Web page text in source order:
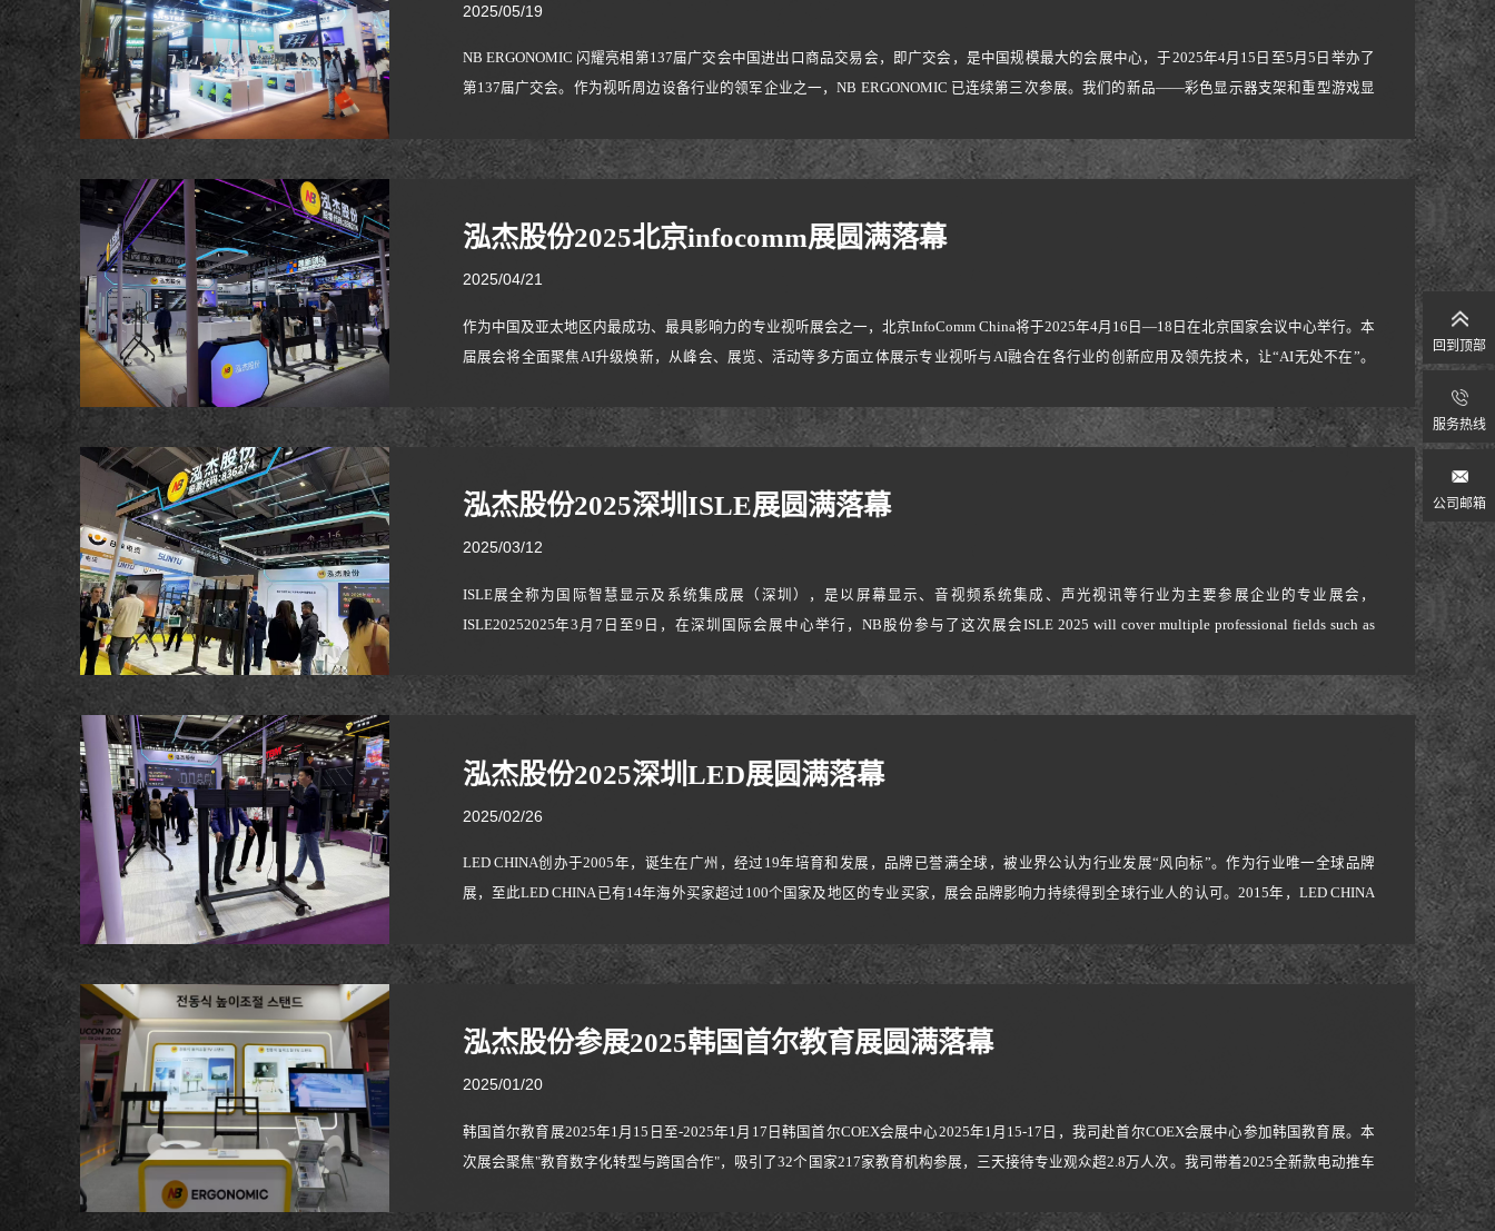
2025/05/19
NB ERGONOMIC 闪耀亮相第137届广交会中国进出口商品交易会，即广交会，是中国规模最大的会展中心，于2025年4月15日至5月5日举办了
第137届广交会。作为视听周边设备行业的领军企业之一，NB ERGONOMIC 已连续第三次参展。我们的新品——彩色显示器支架和重型游戏显
泓杰股份2025北京infocomm展圆满落幕
2025/04/21
作为中国及亚太地区内最成功、最具影响力的专业视听展会之一，北京InfoComm China将于2025年4月16日—18日在北京国家会议中心举行。本
届展会将全面聚焦AI升级焕新，从峰会、展览、活动等多方面立体展示专业视听与AI融合在各行业的创新应用及领先技术，让“AI无处不在”。
合照RGB多彩电竞支架G系列：开启炫彩游戏体验在展会现场，NB泓杰股份首次公开亮相的G系列RGB多彩电竞
泓杰股份2025深圳ISLE展圆满落幕
2025/03/12
ISLE展全称为国际智慧显示及系统集成展（深圳），是以屏幕显示、音视频系统集成、声光视讯等行业为主要参展企业的专业展会，
ISLE20252025年3月7日至9日，在深圳国际会展中心举行，NB股份参与了这次展会ISLE 2025 will cover multiple professional fields such as
泓杰股份2025深圳LED展圆满落幕
2025/02/26
LED CHINA创办于2005年，诞生在广州，经过19年培育和发展，品牌已誉满全球，被业界公认为行业发展“风向标”。作为行业唯一全球品牌
展，至此LED CHINA已有14年海外买家超过100个国家及地区的专业买家，展会品牌影响力持续得到全球行业人的认可。2015年，LED CHINA
好评。2024年，LED CHINA重回开年首展，更是LED CHINA第19周年，在为期三
泓杰股份参展2025韩国首尔教育展圆满落幕
2025/01/20
韩国首尔教育展2025年1月15日至-2025年1月17日韩国首尔COEX会展中心2025年1月15-17日，我司赴首尔COEX会展中心参加韩国教育展。本
次展会聚焦"教育数字化转型与跨国合作"，吸引了32个国家217家教育机构参展，三天接待专业观众超2.8万人次。我司带着2025全新款电动推车
newMotorizedcart series, many scho
回到顶部
服务热线
公司邮箱